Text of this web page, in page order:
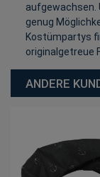
aufgewachsen.
genug
Kostümpartys
originalgetreue
ANDERE